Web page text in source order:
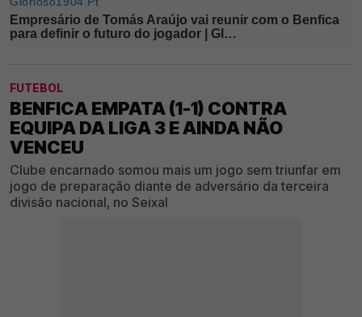
FUTEBOL
BENFICA EMPATA (1-1) CONTRA
EQUIPA DA LIGA 3 E AINDA NÃO
VENCEU
Clube encarnado somou mais um jogo sem triunfar em
jogo de preparação diante de adversário da terceira
divisão nacional, no Seixal